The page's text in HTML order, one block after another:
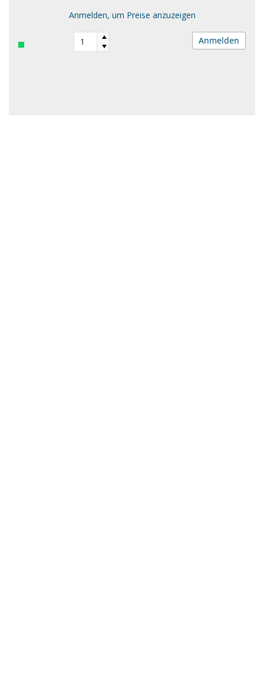
Anmelden, um Preise anzuzeigen
Anmelden